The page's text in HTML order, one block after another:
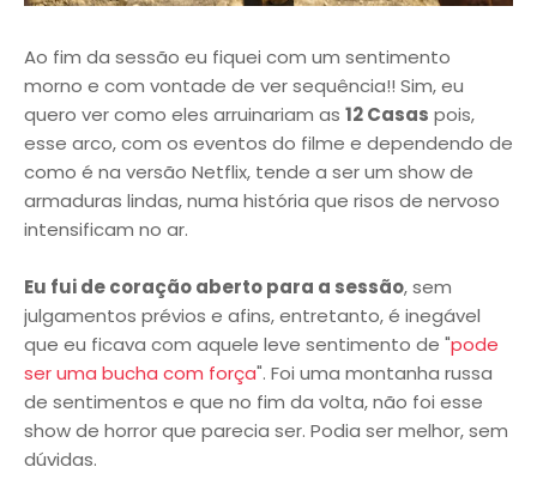
Ao fim da sessão eu fiquei com um sentimento
morno e com vontade de ver sequência!! Sim, eu
quero ver como eles arruinariam as 12 Casas pois,
esse arco, com os eventos do filme e dependendo de
como é na versão Netflix, tende a ser um show de
armaduras lindas, numa história que risos de nervoso
intensificam no ar.
Eu fui de coração aberto para a sessão, sem
julgamentos prévios e afins, entretanto, é inegável
que eu ficava com aquele leve sentimento de "pode
ser uma bucha com força". Foi uma montanha russa
de sentimentos e que no fim da volta, não foi esse
show de horror que parecia ser. Podia ser melhor, sem
dúvidas.